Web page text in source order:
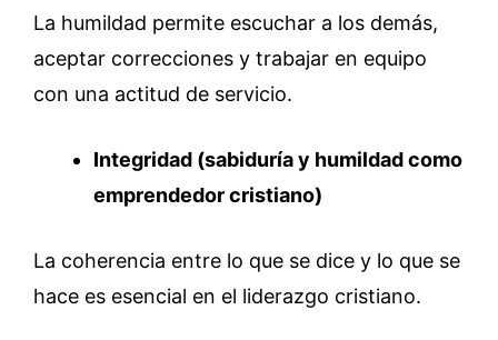
La humildad permite escuchar a los demás,
aceptar correcciones y trabajar en equipo
con una actitud de servicio.
Integridad (sabiduría y humildad como
emprendedor cristiano)
La coherencia entre lo que se dice y lo que se
hace es esencial en el liderazgo cristiano.